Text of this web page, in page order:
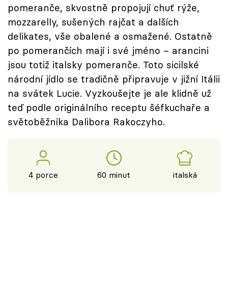
Sledujte nás
pomeranče, skvostně propojují chuť rýže,
mozzarelly, sušených rajčat a dalších
delikates, vše obalené a osmažené. Ostatně
po pomerančích mají i své jméno – arancini
jsou totiž italsky pomeranče. Toto sicilské
národní jídlo se tradičně připravuje v jižní Itálii
na svátek Lucie. Vyzkoušejte je ale klidně už
teď podle originálního receptu šéfkuchaře a
světoběžníka Dalibora Rakoczyho.
4 porce 60 minut italská